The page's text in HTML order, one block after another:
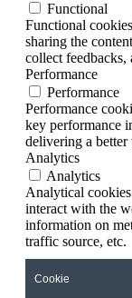
Functional
Functional
sharing the
collect feedbacks,
Performance
Performance
Performance
key performance
delivering a better
Analytics
Analytics
Analytical
interact with the
information on
traffic source, etc.
Cookie